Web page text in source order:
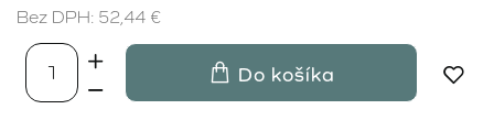
Bez DPH: 52,44 €
Do košíka